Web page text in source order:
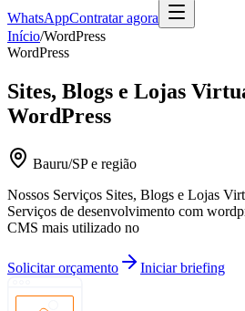
WhatsAppContratar agora
Início/WordPress
WordPress
Sites, Blogs e Lojas
WordPress
Bauru/SP e região
Nossos Serviços Sites, Blogs e Lojas
Serviços de desenvolvimento com
CMS mais utilizado no
Solicitar orçamento Iniciar briefing